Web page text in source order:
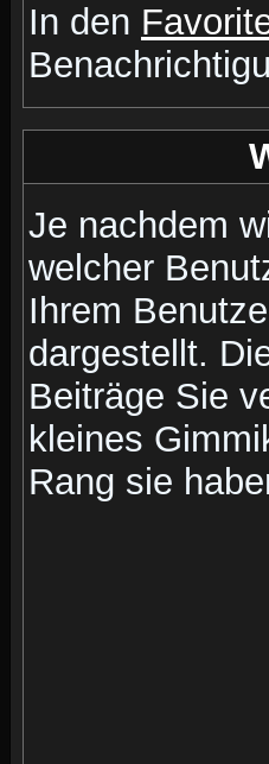
In den
Je nachdem
welcher
Ihrem
dargestellt.
Beiträge Sie
kleines
Rang sie